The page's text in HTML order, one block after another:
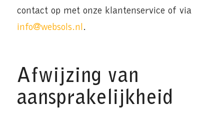
contact op met onze klantenservice of via
info@websols.nl .
Afwijzing van
aansprakelijkheid